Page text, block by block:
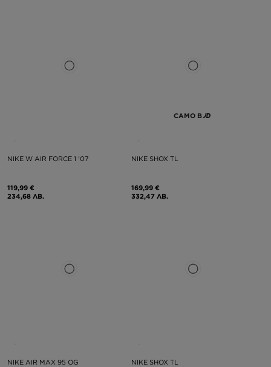
NIKE W AIR FORCE 1 '07
119,99 €
234,68 ЛВ.
САМО В
NIKE SHOX TL
169,99 €
332,47 ЛВ.
NIKE AIR MAX 95 OG NIKE SHOX TL